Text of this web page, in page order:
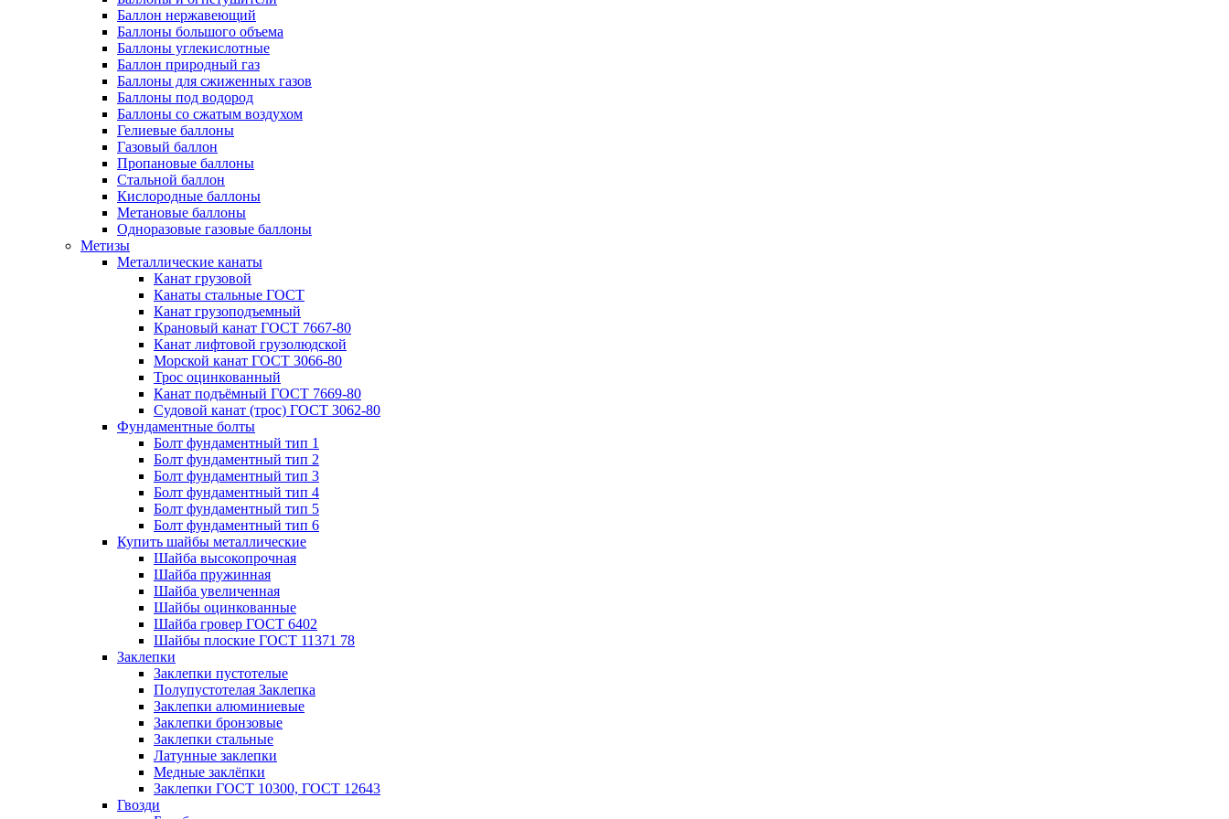
Баллон нержавеющий
Баллоны большого объема
Баллоны углекислотные
Баллон природный газ
Баллоны для сжиженных газов
Баллоны под водород
Баллоны со сжатым воздухом
Гелиевые баллоны
Газовый баллон
Пропановые баллоны
Стальной баллон
Кислородные баллоны
Метановые баллоны
Одноразовые газовые баллоны
Метизы
Металлические канаты
Канат грузовой
Канаты стальные ГОСТ
Канат грузоподъемный
Крановый канат ГОСТ 7667-80
Канат лифтовой грузолюдской
Морской канат ГОСТ 3066-80
Трос оцинкованный
Канат подъёмный ГОСТ 7669-80
Судовой канат (трос) ГОСТ 3062-80
Фундаментные болты
Болт фундаментный тип 1
Болт фундаментный тип 2
Болт фундаментный тип 3
Болт фундаментный тип 4
Болт фундаментный тип 5
Болт фундаментный тип 6
Купить шайбы металлические
Шайба высокопрочная
Шайба пружинная
Шайба увеличенная
Шайбы оцинкованные
Шайба гровер ГОСТ 6402
Шайбы плоские ГОСТ 11371 78
Заклепки
Заклепки пустотелые
Полупустотелая Заклепка
Заклепки алюминиевые
Заклепки бронзовые
Заклепки стальные
Латунные заклепки
Медные заклёпки
Заклепки ГОСТ 10300, ГОСТ 12643
Гвозди